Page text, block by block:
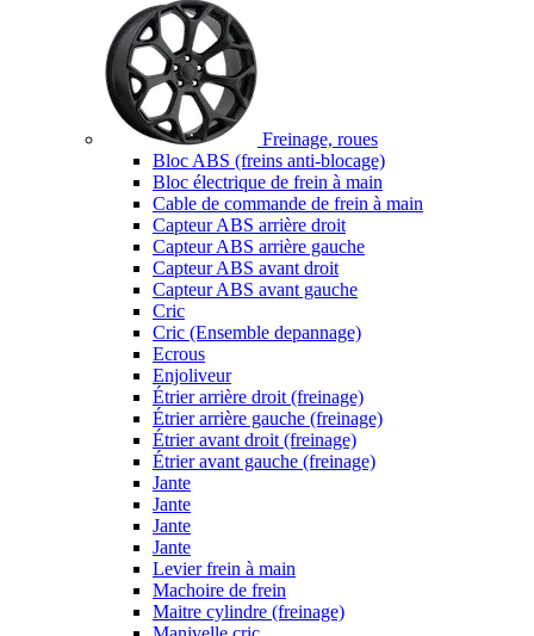
Freinage, roues
Bloc ABS (freins anti-blocage)
Bloc électrique de frein à main
Cable de commande de frein à main
Capteur ABS arrière droit
Capteur ABS arrière gauche
Capteur ABS avant droit
Capteur ABS avant gauche
Cric
Cric (Ensemble depannage)
Ecrous
Enjoliveur
Étrier arrière droit (freinage)
Étrier arrière gauche (freinage)
Étrier avant droit (freinage)
Étrier avant gauche (freinage)
Jante
Jante
Jante
Jante
Levier frein à main
Machoire de frein
Maitre cylindre (freinage)